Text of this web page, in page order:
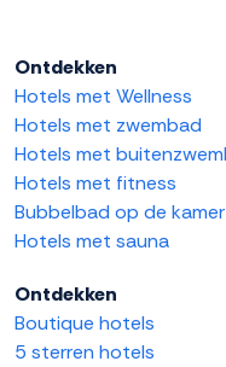
Ontdekken
Hotels met Wellness
Hotels met zwembad
Hotels met
Hotels met fitness
Bubbelbad op de kamer
Hotels met sauna
Ontdekken
Boutique hotels
5 sterren hotels